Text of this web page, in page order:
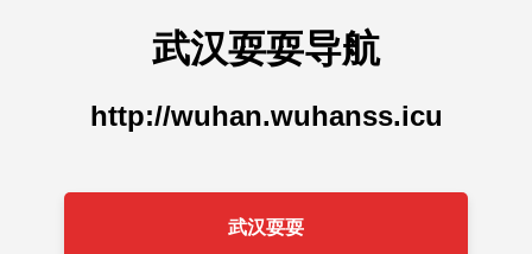
武汉耍耍导航
http://wuhan.wuhanss.icu
武汉耍耍